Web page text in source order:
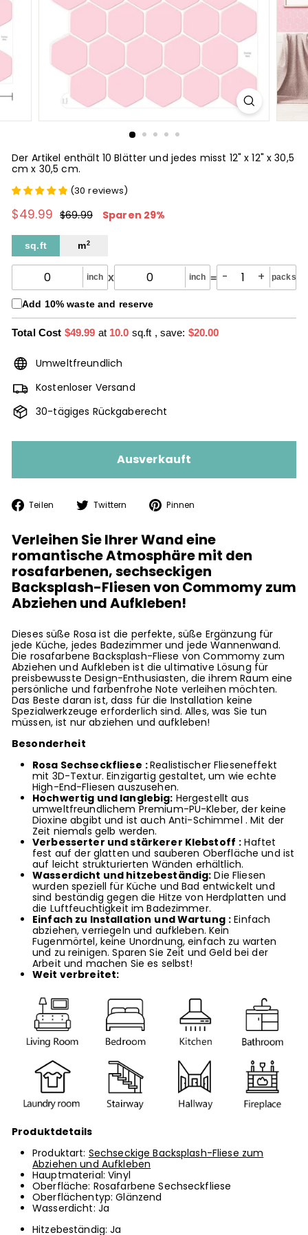
Der Artikel enthält 10 Blätter und jedes misst 12" x 12" x 30,5
cm x 30,5 cm.
(30 reviews)
$49.99 $49.99
Normaler
Preis
$69.99$69.99
Sonderpreis
Sparen 29%
sq.ft m2
inch x inch = - + packs
Add 10% waste and reserve
Total Cost $49.99 at 10.0 sq.ft , save: $20.00
Umweltfreundlich
Kostenloser Versand
30-tägiges Rückgaberecht
Ausverkauft
Teilen
Auf
Facebook
Twittern
Auf
Twitter
Pinnen
Verleihen Sie Ihrer Wand eine
romantische Atmosphäre mit den
rosafarbenen, sechseckigen
Backsplash-Fliesen von Commomy zum
Abziehen und Aufkleben!
Dieses süße Rosa ist die perfekte, süße Ergänzung für
jede Küche, jedes Badezimmer und jede Wannenwand.
Die rosafarbene Backsplash-Fliese von Commomy zum
Abziehen und Aufkleben ist die ultimative Lösung für
preisbewusste Design-Enthusiasten, die ihrem Raum eine
persönliche und farbenfrohe Note verleihen möchten.
Das Beste daran ist, dass für die Installation keine
Spezialwerkzeuge erforderlich sind. Alles, was Sie tun
müssen, ist nur abziehen und aufkleben!
Besonderheit
Rosa Sechseckfliese :Realistischer Flieseneffekt
mit 3D-Textur. Einzigartig gestaltet, um wie echte
High-End-Fliesen auszusehen.
Hochwertig und langlebig: Hergestellt aus
umweltfreundlichem Premium-PU-Kleber, der keine
Dioxine abgibt und ist auch Anti-Schimmel . Mit der
Zeit niemals gelb werden.
Verbesserter und stärkerer Klebstoff : Haftet
fest auf der glatten und sauberen Oberfläche und ist
auf leicht strukturierten Wänden erhältlich.
Wasserdicht und hitzebeständig: Die Fliesen
wurden speziell für Küche und Bad entwickelt und
sind beständig gegen die Hitze von Herdplatten und
die Luftfeuchtigkeit im Badezimmer.
Einfach zu Installation und Wartung : Einfach
abziehen, verriegeln und aufkleben. Kein
Fugenmörtel, keine Unordnung, einfach zu warten
und zu reinigen. Sparen Sie Zeit und Geld bei der
Arbeit und machen Sie es selbst!
Weit verbreitet:
Produktdetails
Produktart: Sechseckige Backsplash-Fliese zum
Abziehen und Aufkleben
Hauptmaterial: Vinyl
Oberfläche: Rosafarbene Sechseckfliese
Oberflächentyp: Glänzend
Wasserdicht: Ja
Hitzebeständig: Ja